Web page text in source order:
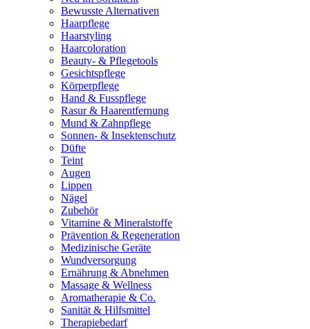
Bewusste Alternativen
Haarpflege
Haarstyling
Haarcoloration
Beauty- & Pflegetools
Gesichtspflege
Körperpflege
Hand & Fusspflege
Rasur & Haarentfernung
Mund & Zahnpflege
Sonnen- & Insektenschutz
Düfte
Teint
Augen
Lippen
Nägel
Zubehör
Vitamine & Mineralstoffe
Prävention & Regeneration
Medizinische Geräte
Wundversorgung
Ernährung & Abnehmen
Massage & Wellness
Aromatherapie & Co.
Sanität & Hilfsmittel
Therapiebedarf